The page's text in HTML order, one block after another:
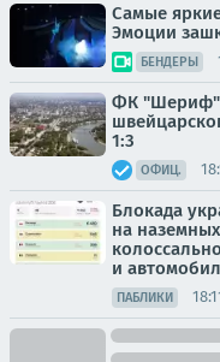
Самые
Эмоции
БЕНДЕРЫ
ФК "Шериф"
1:3
ОФИЦ.
Блокада
на
и
ПАБЛИКИ